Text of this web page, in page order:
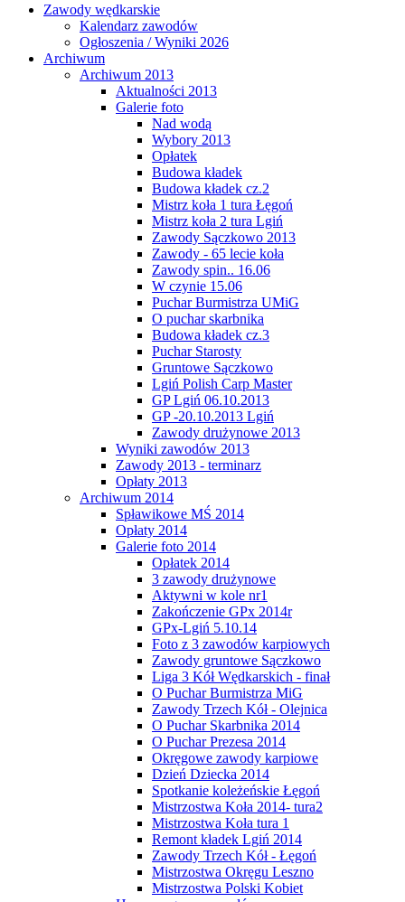
Zawody wędkarskie
Kalendarz zawodów
Ogłoszenia / Wyniki 2026
Archiwum
Archiwum 2013
Aktualności 2013
Galerie foto
Nad wodą
Wybory 2013
Opłatek
Budowa kładek
Budowa kładek cz.2
Mistrz koła 1 tura Łęgoń
Mistrz koła 2 tura Lgiń
Zawody Sączkowo 2013
Zawody - 65 lecie koła
Zawody spin.. 16.06
W czynie 15.06
Puchar Burmistrza UMiG
O puchar skarbnika
Budowa kładek cz.3
Puchar Starosty
Gruntowe Sączkowo
Lgiń Polish Carp Master
GP Lgiń 06.10.2013
GP -20.10.2013 Lgiń
Zawody drużynowe 2013
Wyniki zawodów 2013
Zawody 2013 - terminarz
Opłaty 2013
Archiwum 2014
Spławikowe MŚ 2014
Opłaty 2014
Galerie foto 2014
Opłatek 2014
3 zawody drużynowe
Aktywni w kole nr1
Zakończenie GPx 2014r
GPx-Lgiń 5.10.14
Foto z 3 zawodów karpiowych
Zawody gruntowe Sączkowo
Liga 3 Kół Wędkarskich - finał
O Puchar Burmistrza MiG
Zawody Trzech Kół - Olejnica
O Puchar Skarbnika 2014
O Puchar Prezesa 2014
Okręgowe zawody karpiowe
Dzień Dziecka 2014
Spotkanie koleżeńskie Łęgoń
Mistrzostwa Koła 2014- tura2
Mistrzostwa Koła tura 1
Remont kładek Lgiń 2014
Zawody Trzech Kół - Łęgoń
Mistrzostwa Okręgu Leszno
Mistrzostwa Polski Kobiet